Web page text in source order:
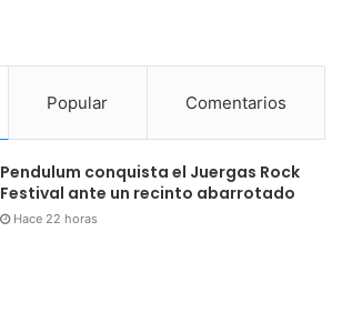
Popular Comentarios
Pendulum conquista el Juergas Rock
Festival ante un recinto abarrotado
Hace 22 horas